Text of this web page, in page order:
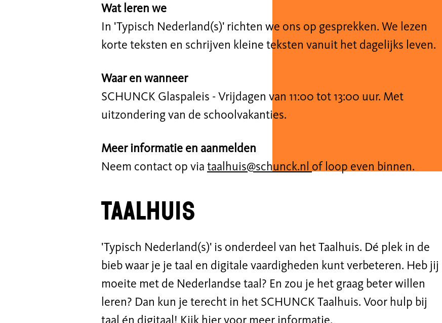
Wat leren we
In 'Typisch Nederland(s)' richten we ons op gesprekken. We lezen
korte teksten en schrijven kleine teksten vanuit het dagelijks leven.
Waar en wanneer
SCHUNCK Glaspaleis - Vrijdagen van 11:00 tot 13:00 uur. Met
uitzondering van de schoolvakanties.
Meer informatie en aanmelden
Neem contact op via taalhuis@schunck.nl of loop even binnen.
Taalhuis
'Typisch Nederland(s)' is onderdeel van het Taalhuis. Dé plek in de
bieb waar je je taal en digitale vaardigheden kunt verbeteren. Heb jij
moeite met de Nederlandse taal? En zou je het graag beter willen
leren? Dan kun je terecht in het SCHUNCK Taalhuis. Voor hulp bij